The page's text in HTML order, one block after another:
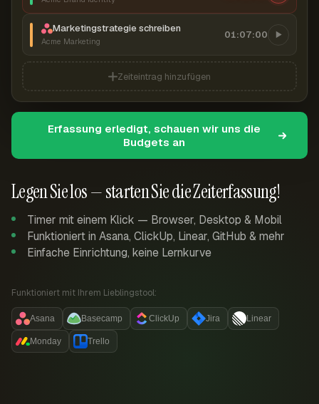
Legen Sie los — starten Sie die Zeiterfassung!
Timer mit einem Klick — Browser, Desktop & Mobil
Funktioniert in Asana, ClickUp, Linear, GitHub & mehr
Einfache Einrichtung, keine Lernkurve
Funktioniert mit Ihrem Lieblingstool:
Asana Basecamp ClickUp Jira Linear
Monday Trello
Marketingstrategie schreiben
Acme Marketing
01:07:00
Zeiteintrag hinzufügen
Erfassung erledigt, schauen wir uns die
Budgets an